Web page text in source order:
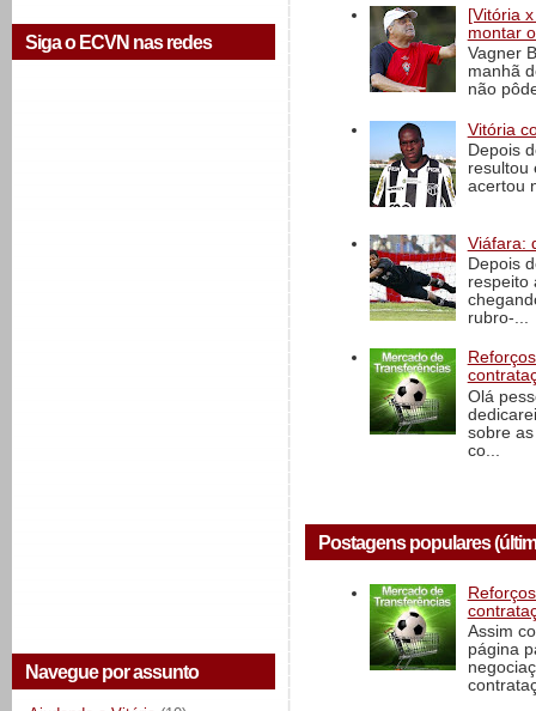
Siga o ECVN nas redes
Navegue por assunto
[Vitória
montar
Vagner
manhã
não
Vitória
Depois
resultou
acertou
Viáfara:
Depois
respeito
rubro-...
Olá
sobre
co...
Postagens populares
Assim
página